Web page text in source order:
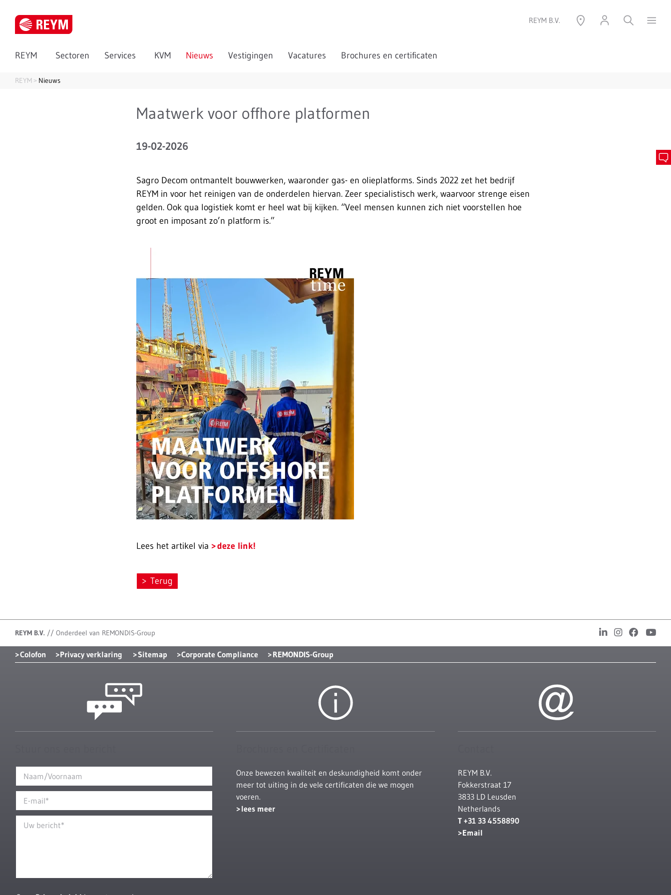
REYM B.V.
REYM Sectoren Services KVM Nieuws Vestigingen Vacatures Brochures en certificaten
REYM Nieuws
Maatwerk voor offhore platformen
19-02-2026
Sagro Decom ontmantelt bouwwerken, waaronder gas- en olieplatforms. Sinds 2022 zet het bedrijf
REYM in voor het reinigen van de onderdelen hiervan. Zeer specialistisch werk, waarvoor strenge eisen
gelden. Ook qua logistiek komt er heel wat bij kijken. “Veel mensen kunnen zich niet voorstellen hoe
groot en imposant zo’n platform is.”
Lees het artikel via deze link!
Terug
REYM B.V. // Onderdeel van REMONDIS-Group
Colofon Privacy verklaring Sitemap Corporate Compliance REMONDIS-Group
Onze bewezen kwaliteit en deskundigheid komt onder
meer tot uiting in de vele certificaten die we mogen
voeren.
lees meer
REYM B.V.
Fokkerstraat 17
3833 LD Leusden
Netherlands
T +31 33 4558890
Email